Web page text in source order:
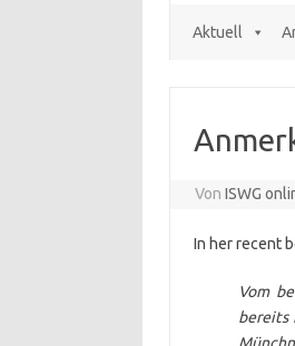
Aktuell
VonISWG
In her recent
Vom
bereits